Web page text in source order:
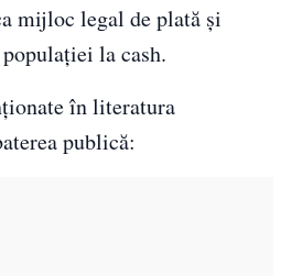
mijloc legal de plată și
la cash.
în literatura
publică: